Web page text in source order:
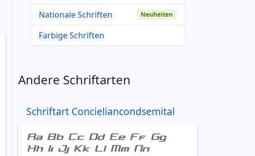
Nationale Schriften
Neuheiten
Farbige Schriften
Andere Schriftarten
Schriftart Concieliancondsemital